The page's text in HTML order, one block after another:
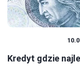
Kredyt gdzie